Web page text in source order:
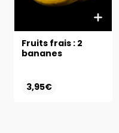
Fruits frais : 2
bananes
3,95€